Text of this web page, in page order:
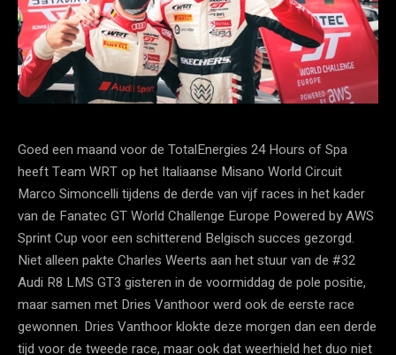
Goed een maand voor de TotalEnergies 24 Hours of Spa
heeft Team WRT op het Italiaanse Misano World Circuit
Marco Simoncelli tijdens de derde van vijf races in het kader
van de Fanatec GT World Challenge Europe Powered by AWS
Sprint Cup voor een schitterend Belgisch succes gezorgd.
Niet alleen pakte Charles Weerts aan het stuur van de #32
Audi R8 LMS GT3 gisteren in de voormiddag de pole positie,
maar samen met Dries Vanthoor werd ook de eerste race
gewonnen. Dries Vanthoor klokte deze morgen dan een derde
tijd voor de tweede race, maar ook dat weerhield het duo niet